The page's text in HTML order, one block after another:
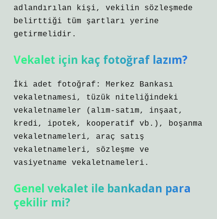
adlandırılan kişi, vekilin sözleşmede
belirttiği tüm şartları yerine
getirmelidir.
Vekalet için kaç fotoğraf lazım?
İki adet fotoğraf: Merkez Bankası
vekaletnamesi, tüzük niteliğindeki
vekaletnameler (alım-satım, inşaat,
kredi, ipotek, kooperatif vb.), boşanma
vekaletnameleri, araç satış
vekaletnameleri, sözleşme ve
vasiyetname vekaletnameleri.
Genel vekalet ile bankadan para
çekilir mi?